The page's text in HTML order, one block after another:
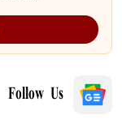
Follow Us